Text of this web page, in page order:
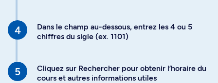
Dans le champ au-dessous, entrez les 4 ou 5
chiffres du sigle (ex. 1101)
Cliquez sur Rechercher pour obtenir l’horaire du
cours et autres informations utiles